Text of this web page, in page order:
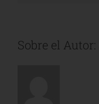
Sobre el Autor: